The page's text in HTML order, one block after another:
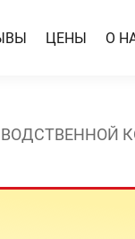
ЦЕНЫ О